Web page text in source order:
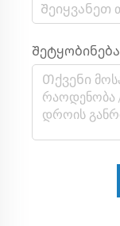
Შეტყობინება